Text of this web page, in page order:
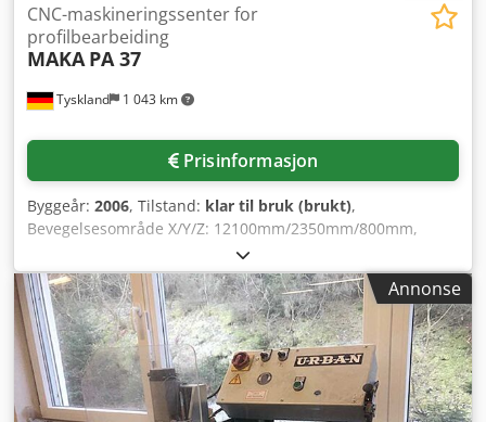
Tyskland 1 043 km
CNC-maskineringssenter for
profilbearbeiding
MAKA PA 37
Prisinformasjon
Byggeår: 2006, Tilstand: klar til bruk (brukt),
Bevegelsesområde X/Y/Z: 12100mm/2350mm/800mm,
svingning A-akse: +/-98°, hurtiggående X/Y/Z/A:
45/45/24/10 m/min, bearbeidingslengde: 11000mm, turtall:
24000 o/min, bord: 10 støttebjelker, 2 hydraulisk svingbare
arbeidsstoppere, styring: BWO 930, driftstimer: 23792 t,
dimensjoner X/Y: 18300mm/6250mm. Inkludert
portalutførelse med dobbeltsidig gentry-drift, kjølevæske-
sprayanlegg med minimumsmengde-fintåking.
Dokumentasjon tilgjengelig. Dodpotqfqxsfx Aavjwa
Annonse